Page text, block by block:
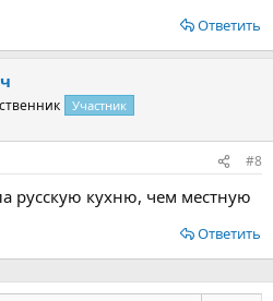
Ответить
Участник
#8
русскую кухню, чем местную
Ответить